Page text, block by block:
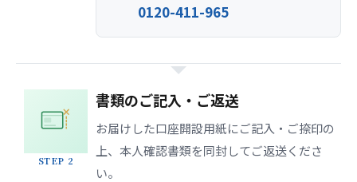
0120-411-965
STEP 2
書類のご記入・ご返送
お届けした口座開設用紙にご記入・ご捺印の
上、本人確認書類を同封してご返送くださ
い。